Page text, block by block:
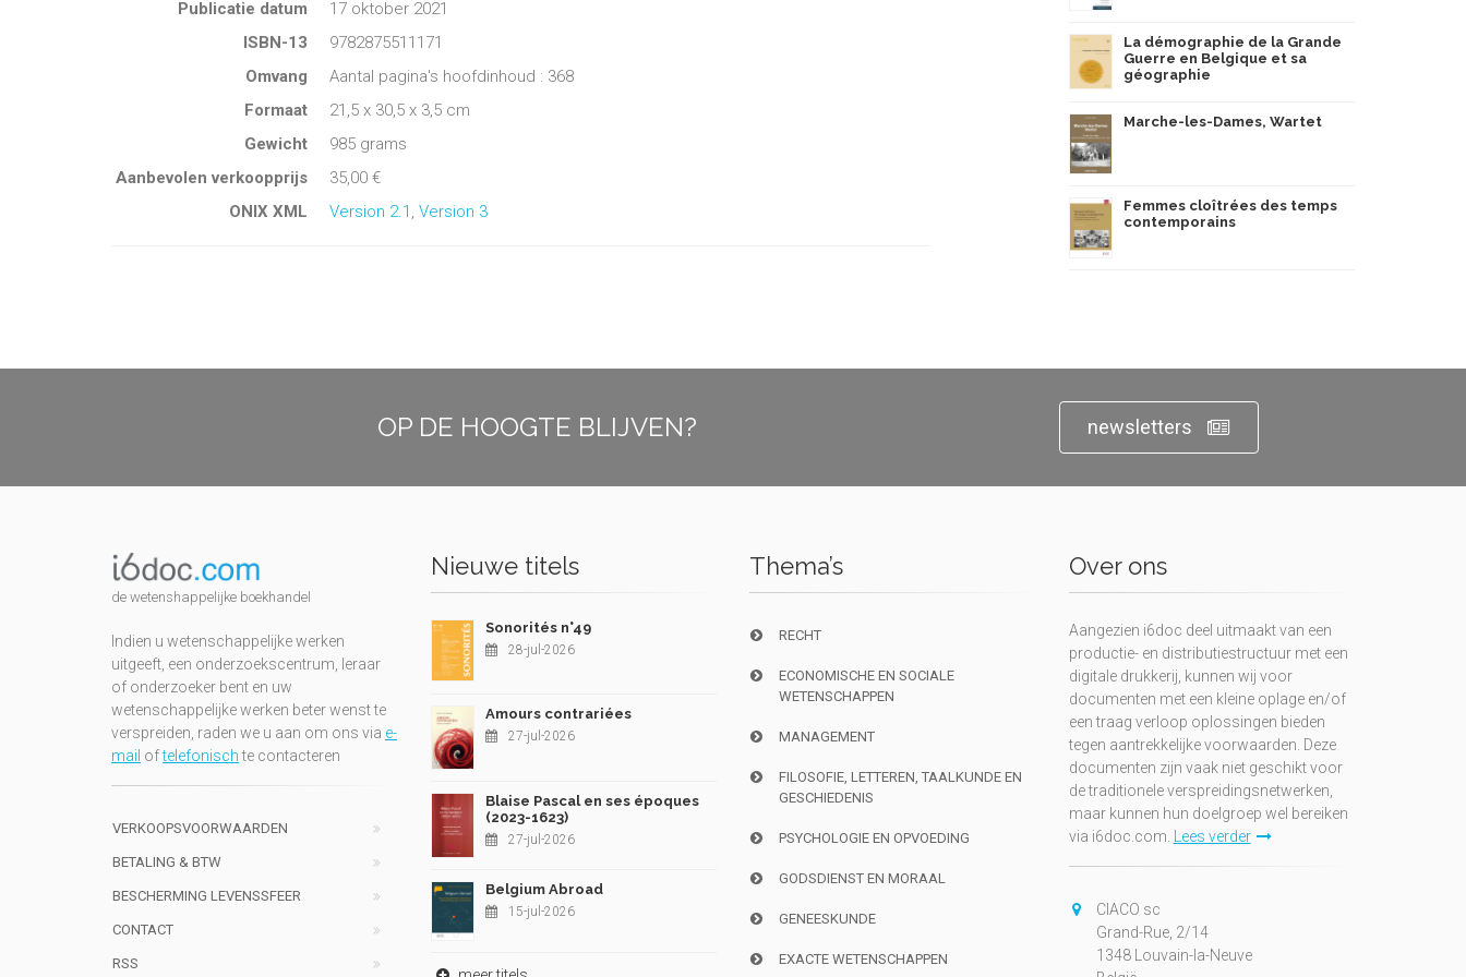
Publicatie datum
17 oktober 2021
ISBN-13
9782875511171
Omvang
Aantal pagina's hoofdinhoud : 368
Formaat
21,5 x 30,5 x 3,5 cm
Gewicht
985 grams
Aanbevolen verkoopprijs
35,00 €
ONIX XML
Version 2.1 Version 3
La démographie de la Grande
Guerre en Belgique et sa
géographie
Marche-les-Dames, Wartet
Femmes cloîtrées des temps
contemporains
OP DE HOOGTE BLIJVEN? newsletters
de wetenshappelijke boekhandel
Indien u wetenschappelijke werken
uitgeeft, een onderzoekscentrum, leraar
of onderzoeker bent en uw
wetenschappelijke werken beter wenst te
verspreiden, raden we u aan om ons via e-
mail oftelefonischte contacteren
VERKOOPSVOORWAARDEN
BETALING & BTW
BESCHERMING LEVENSSFEER
CONTACT
RSS
Nieuwe titels
Sonorités n°49
28-jul-2026
Amours contrariées
27-jul-2026
Blaise Pascal en ses époques
(2023-1623)
27-jul-2026
Belgium Abroad
15-jul-2026
Thema’s
RECHT
ECONOMISCHE EN SOCIALE
WETENSCHAPPEN
MANAGEMENT
FILOSOFIE, LETTEREN, TAALKUNDE EN
GESCHIEDENIS
PSYCHOLOGIE EN OPVOEDING
GODSDIENST EN MORAAL
GENEESKUNDE
EXACTE WETENSCHAPPEN
Over ons
Aangezien i6doc deel uitmaakt van een
productie- en distributiestructuur met een
digitale drukkerij, kunnen wij voor
documenten met een kleine oplage en/of
een traag verloop oplossingen bieden
tegen aantrekkelijke voorwaarden. Deze
documenten zijn vaak niet geschikt voor
de traditionele verspreidingsnetwerken,
maar kunnen hun doelgroep wel bereiken
via i6doc.com. Lees verder
CIACO sc
Grand-Rue, 2/14
1348 Louvain-la-Neuve